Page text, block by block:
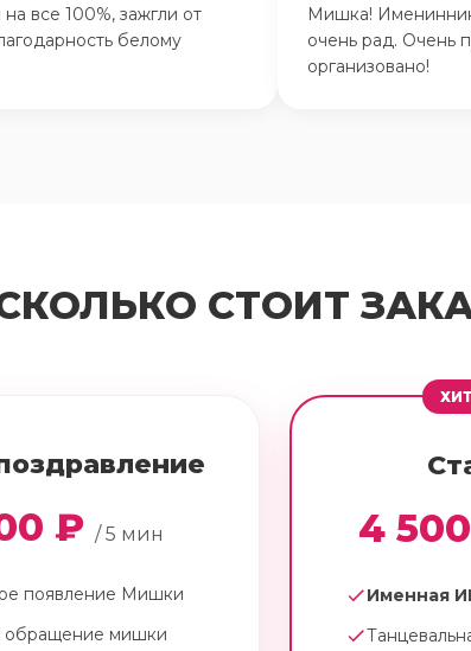
все 100%, зажгли от
белому
Мишка!
очень рад. Очень
организовано!
СТОИТ
₽ / 5 мин
появление Мишки
обращение мишки
4
Именная